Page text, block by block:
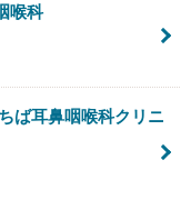
喉科
ば耳鼻咽喉科クリニ